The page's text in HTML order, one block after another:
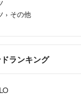
› その他
ランキング